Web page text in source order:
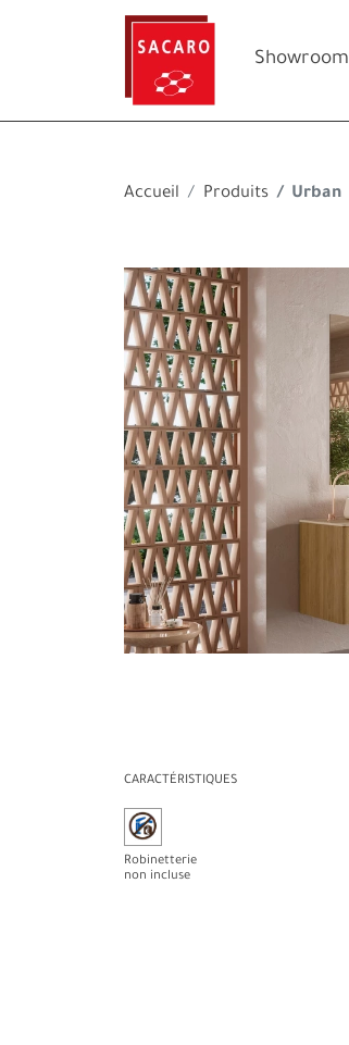
Accueil Produits Urban
CARACTÉRISTIQUES
Robinetterie
non incluse
Showroom